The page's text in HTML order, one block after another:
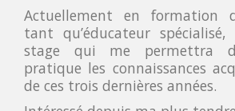
Actuellement en formation
tant qu’éducateur
stage qui me permettra
pratique les connaissances
de ces trois dernières années.